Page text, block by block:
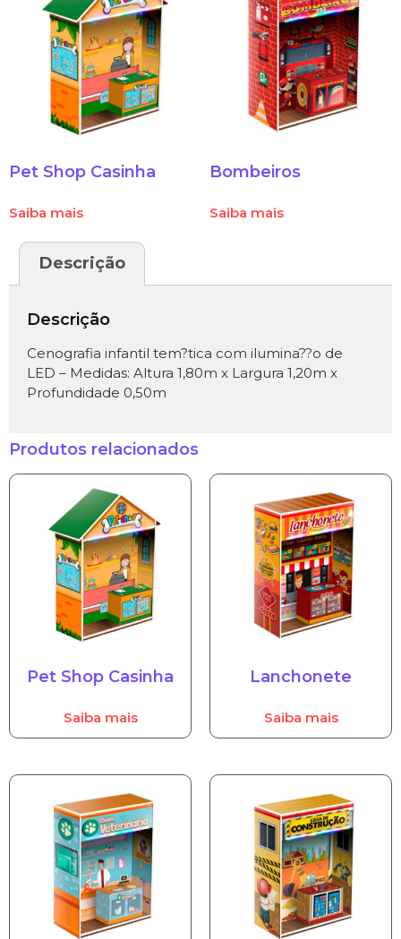
Pet Shop Casinha
Saiba mais
Bombeiros
Saiba mais
Descrição
Descrição
Cenografia infantil tem?tica com ilumina??o de
LED – Medidas: Altura 1,80m x Largura 1,20m x
Profundidade 0,50m
Produtos relacionados
Pet Shop Casinha
Saiba mais
Lanchonete
Saiba mais